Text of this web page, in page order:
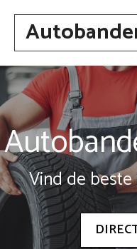
Spring
inhoud
Vind de